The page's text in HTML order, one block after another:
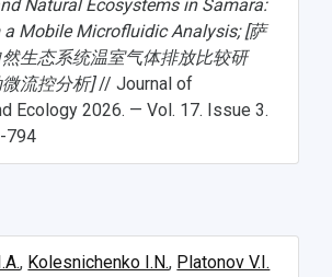
Natural Ecosystems in Samara:
Mobile Microfluidic Analysis; [萨
生态系统温室气体排放比较研
流控分析]// Journal of
Ecology 2026. — Vol. 17. Issue 3.
794
, Kolesnichenko I.N., Platonov V.I.